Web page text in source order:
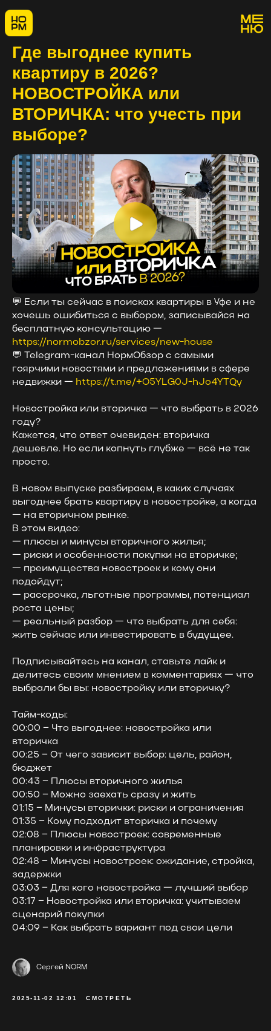
Где выгоднее купить
квартиру в 2026?
НОВОСТРОЙКА или
ВТОРИЧКА: что учесть при
выборе?
💬 Если ты сейчас в поисках квартиры в Уфе и не
хочешь ошибиться с выбором, записывайся на
бесплатную консультацию —
https://normobzor.ru/services/new-house
💬 Telegram-канал НормОбзор с самыми
гоярчими новостями и предложениями в сфере
недвижки — https://t.me/+O5YLG0J-hJo4YTQy
Новостройка или вторичка — что выбрать в 2026
году?
Кажется, что ответ очевиден: вторичка
дешевле. Но если копнуть глубже — всё не так
просто.
В новом выпуске разбираем, в каких случаях
выгоднее брать квартиру в новостройке, а когда
— на вторичном рынке.
В этом видео:
— плюсы и минусы вторичного жилья;
— риски и особенности покупки на вторичке;
— преимущества новостроек и кому они
подойдут;
— рассрочка, льготные программы, потенциал
роста цены;
— реальный разбор — что выбрать для себя:
жить сейчас или инвестировать в будущее.
Подписывайтесь на канал, ставьте лайк и
делитесь своим мнением в комментариях — что
выбрали бы вы: новостройку или вторичку?
Тайм-коды:
00:00 – Что выгоднее: новостройка или
вторичка
00:25 – От чего зависит выбор: цель, район,
бюджет
00:43 – Плюсы вторичного жилья
00:50 – Можно заехать сразу и жить
01:15 – Минусы вторички: риски и ограничения
01:35 – Кому подходит вторичка и почему
02:08 – Плюсы новостроек: современные
планировки и инфраструктура
02:48 – Минусы новостроек: ожидание, стройка,
задержки
03:03 – Для кого новостройка — лучший выбор
03:17 – Новостройка или вторичка: учитываем
сценарий покупки
04:09 – Как выбрать вариант под свои цели
Сергей NORM
2025-11-02 12:01 СМОТРЕТЬ